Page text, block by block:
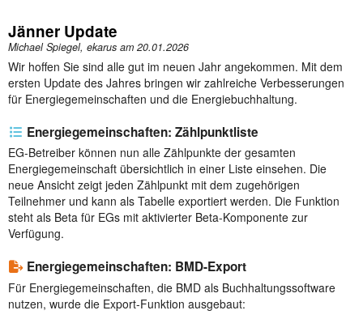
Jänner Update
Michael Spiegel, ekarus am 20.01.2026
Wir hoffen Sie sind alle gut im neuen Jahr angekommen. Mit dem
ersten Update des Jahres bringen wir zahlreiche Verbesserungen
für Energiegemeinschaften und die Energiebuchhaltung.
Energiegemeinschaften: Zählpunktliste
EG-Betreiber können nun alle Zählpunkte der gesamten
Energiegemeinschaft übersichtlich in einer Liste einsehen. Die
neue Ansicht zeigt jeden Zählpunkt mit dem zugehörigen
Teilnehmer und kann als Tabelle exportiert werden. Die Funktion
steht als Beta für EGs mit aktivierter Beta-Komponente zur
Verfügung.
Energiegemeinschaften: BMD-Export
Für Energiegemeinschaften, die BMD als Buchhaltungssoftware
nutzen, wurde die Export-Funktion ausgebaut: